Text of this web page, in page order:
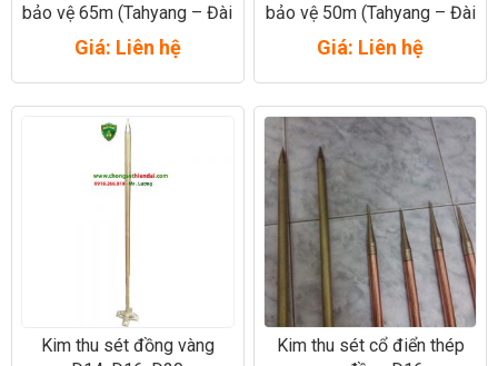
bảo vệ 65m (Tahyang – Đài
Loan)
Giá: Liên hệ
bảo vệ 50m (Tahyang – Đài
Loan)
Giá: Liên hệ
Kim thu sét đồng vàng
Kim thu sét cổ điển thép